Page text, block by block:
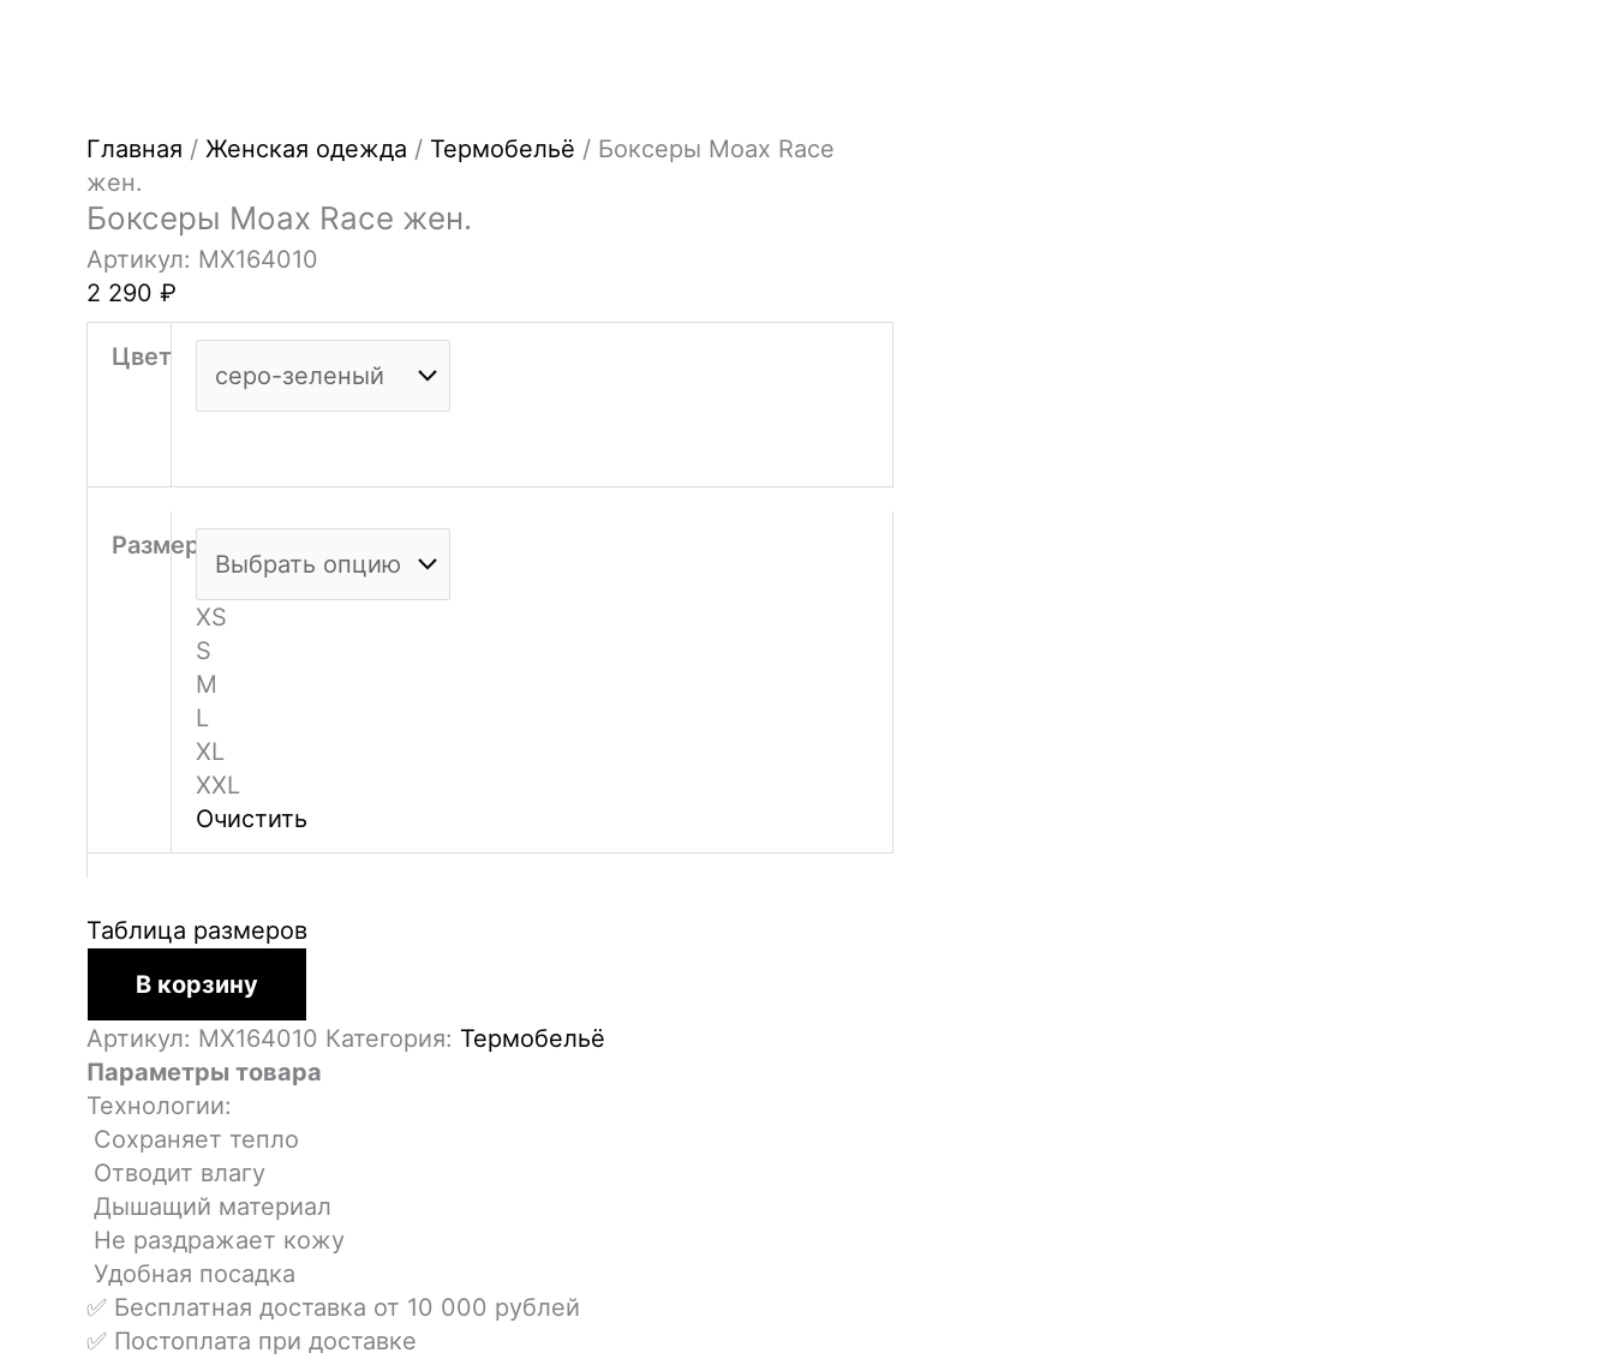
Главная / Женская одежда / Термобельё / Боксеры Moax Race
жен.
Боксеры Moax Race жен.
Артикул: MX164010
2 290 ₽
Цвет
Размеры
XS
S
M
L
XL
XXL
Очистить
Таблица размеров
товара
Боксеры
Moax
Race
жен.
В корзину
Артикул: MX164010 Категория: Термобельё
Параметры товара
Технологии:
Сохраняет тепло
Отводит влагу
Дышащий материал
Не раздражает кожу
Удобная посадка
✅ Бесплатная доставка от 10 000 рублей
✅ Постоплата при доставке